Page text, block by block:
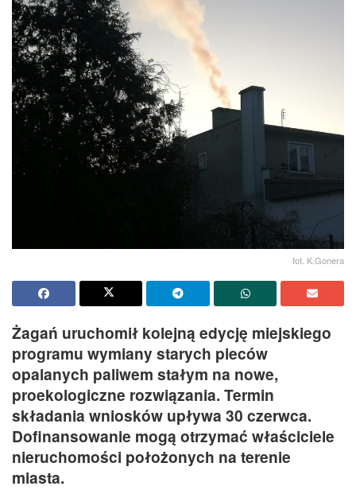
fot. K.Gonera
Żagań uruchomił kolejną edycję miejskiego
programu wymiany starych pieców
opalanych paliwem stałym na nowe,
proekologiczne rozwiązania. Termin
składania wniosków upływa 30 czerwca.
Dofinansowanie mogą otrzymać właściciele
nieruchomości położonych na terenie
miasta.